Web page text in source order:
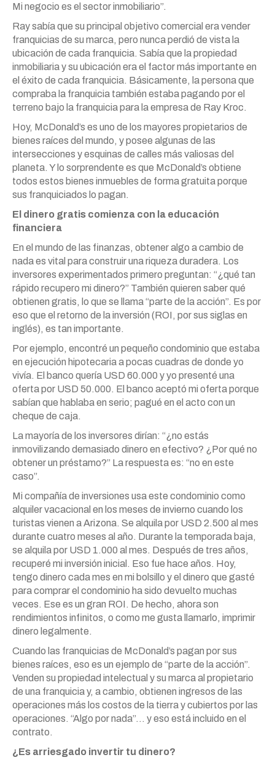
Mi negocio es el sector inmobiliario”.
Ray sabía que su principal objetivo comercial era vender
franquicias de su marca, pero nunca perdió de vista la
ubicación de cada franquicia. Sabía que la propiedad
inmobiliaria y su ubicación era el factor más importante en
el éxito de cada franquicia. Básicamente, la persona que
compraba la franquicia también estaba pagando por el
terreno bajo la franquicia para la empresa de Ray Kroc.
Hoy, McDonald’s es uno de los mayores propietarios de
bienes raíces del mundo, y posee algunas de las
intersecciones y esquinas de calles más valiosas del
planeta. Y lo sorprendente es que McDonald’s obtiene
todos estos bienes inmuebles de forma gratuita porque
sus franquiciados lo pagan.
El dinero gratis comienza con la educación
financiera
En el mundo de las finanzas, obtener algo a cambio de
nada es vital para construir una riqueza duradera. Los
inversores experimentados primero preguntan: “¿qué tan
rápido recupero mi dinero?” También quieren saber qué
obtienen gratis, lo que se llama “parte de la acción”. Es por
eso que el retorno de la inversión (ROI, por sus siglas en
inglés), es tan importante.
Por ejemplo, encontré un pequeño condominio que estaba
en ejecución hipotecaria a pocas cuadras de donde yo
vivía. El banco quería USD 60.000 y yo presenté una
oferta por USD 50.000. El banco aceptó mi oferta porque
sabían que hablaba en serio; pagué en el acto con un
cheque de caja.
La mayoría de los inversores dirían: “¿no estás
inmovilizando demasiado dinero en efectivo? ¿Por qué no
obtener un préstamo?” La respuesta es: “no en este
caso”.
Mi compañía de inversiones usa este condominio como
alquiler vacacional en los meses de invierno cuando los
turistas vienen a Arizona. Se alquila por USD 2.500 al mes
durante cuatro meses al año. Durante la temporada baja,
se alquila por USD 1.000 al mes. Después de tres años,
recuperé mi inversión inicial. Eso fue hace años. Hoy,
tengo dinero cada mes en mi bolsillo y el dinero que gasté
para comprar el condominio ha sido devuelto muchas
veces. Ese es un gran ROI. De hecho, ahora son
rendimientos infinitos, o como me gusta llamarlo, imprimir
dinero legalmente.
Cuando las franquicias de McDonald’s pagan por sus
bienes raíces, eso es un ejemplo de “parte de la acción”.
Venden su propiedad intelectual y su marca al propietario
de una franquicia y, a cambio, obtienen ingresos de las
operaciones más los costos de la tierra y cubiertos por las
operaciones. “Algo por nada”… y eso está incluido en el
contrato.
¿Es arriesgado invertir tu dinero?